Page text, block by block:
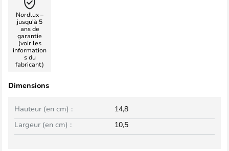
Nordlux –
jusqu'à 5
ans de
garantie
(voir les
information
s du
fabricant)
Dimensions
Largeur (en cm) : 10,5
Hauteur (en cm) : 14,8